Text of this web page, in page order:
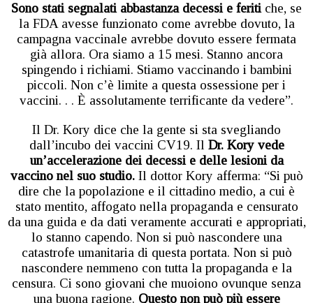
Sono stati segnalati abbastanza decessi e feritiche, se
la FDA avesse funzionato come avrebbe dovuto, la
campagna vaccinale avrebbe dovuto essere fermata
già allora. Ora siamo a 15 mesi. Stanno ancora
spingendo i richiami. Stiamo vaccinando i bambini
piccoli. Non c’è limite a questa ossessione per i
vaccini. . . È assolutamente terrificante da vedere”.
Il Dr. Kory dice che la gente si sta svegliando
dall’incubo dei vaccini CV19. Il Dr. Kory vede
un’accelerazione dei decessi e delle lesioni da
vaccino nel suo studio.Il dottor Kory afferma: “Si può
dire che la popolazione e il cittadino medio, a cui è
stato mentito, affogato nella propaganda e censurato
da una guida e da dati veramente accurati e appropriati,
lo stanno capendo. Non si può nascondere una
catastrofe umanitaria di questa portata. Non si può
nascondere nemmeno con tutta la propaganda e la
censura. Ci sono giovani che muoiono ovunque senza
una buona ragione. Questo non può più essere